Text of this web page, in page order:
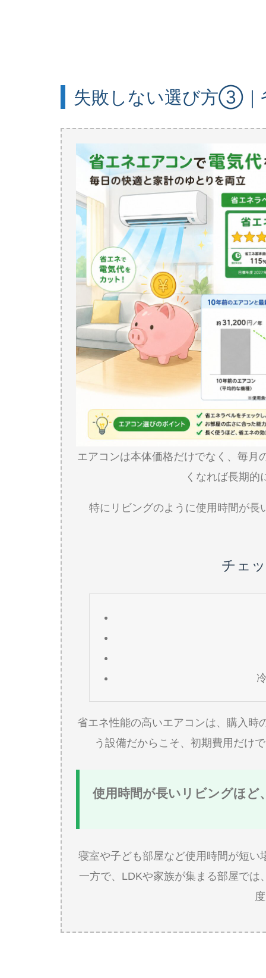
失敗しない選び方③｜
エアコンは本体価格だけでなく、毎月
くなれば長期的
特にリビングのように使用時間が
チェ
省エネ性能の高いエアコンは、購入時
う設備だからこそ、初期費用だけ
使用時間が長いリビングほど
寝室や子ども部屋など使用時間が短
一方で、LDKや家族が集まる部屋で